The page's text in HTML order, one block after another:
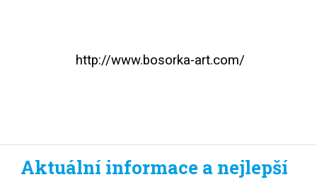
http://www.bosorka-art.com/
Aktuální informace a nejlepší